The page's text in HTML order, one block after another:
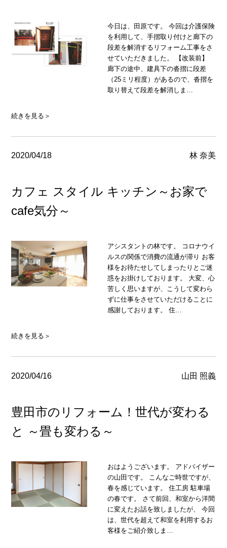
今日は、田原です。 今回は介護保険
を利用して、手摺取り付けと廊下の
段差を解消するリフォーム工事をさ
せていただきました。 【改装前】
廊下の途中、建具下の沓摺に段差
（25ミリ程度）があるので、沓摺を
取り替えて段差を解消しま…
続きを見る＞
2020/04/18 林 奈美
カフェ スタイル キッチン～お家で
cafe気分～
アシスタントの林です。 コロナウイ
ルスの関係で消費の流通が滞り お客
様をお待たせしてしまったりとご迷
惑をお掛けしております。 大変、心
苦しく思いますが、こうして変わら
ずに仕事をさせていただけることに
感謝しております。 住…
続きを見る＞
2020/04/16 山田 照義
豊田市のリフォーム！世代が変わる
と ～畳も変わる～
おはようございます。 アドバイザー
の山田です。 こんなご時世ですが、
春を感じています。 住工房 駐車場
の春です。 さて前回、和室から洋間
に変えたお話を致しましたが、 今回
は、世代を超えて和室を利用するお
客様をご紹介致しま…